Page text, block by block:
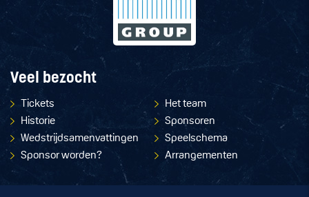
Veel bezocht
Tickets
Het team
Historie
Sponsoren
Wedstrijdsamenvattingen
Speelschema
Sponsor worden?
Arrangementen